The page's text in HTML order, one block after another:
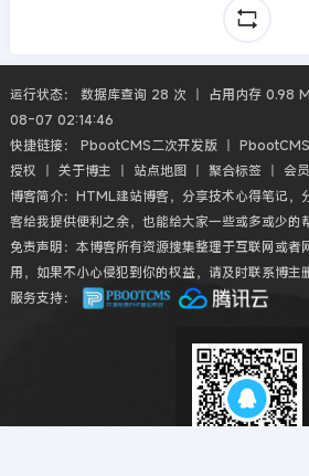
运行状态： 数据库查询 28 次 丨 占用内存 0.98
08-07 02:14:46
快捷链接： PbootCMS二次开发版丨
授权 丨 关于博主 丨 站点地图丨 聚合标签丨 会
博客简介：HTML建站博客，分享技术心得笔记，
客给我提供便利之余，也能给大家一些或多或少的
免责声明：本博客所有资源搜集整理于互联网或者
用，如果不小心侵犯到你的权益，请及时联系博主
服务支持：